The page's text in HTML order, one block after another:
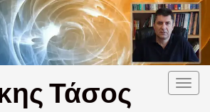
Τάσος